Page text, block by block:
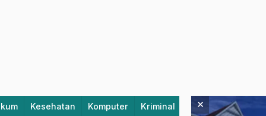
Kesehatan Komputer Kriminal Lifestyle
×